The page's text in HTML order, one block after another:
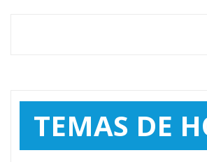
TEMAS DE